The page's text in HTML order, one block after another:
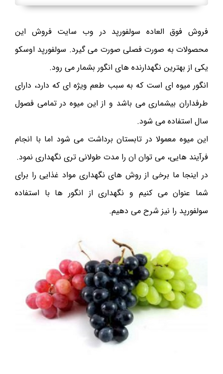
فروش فوق العاده سولفورپد در وب سایت فروش این
محصولات به صورت فصلی صورت می گیرد. سولفورپد اوسکو
یکی از بهترین نگهدارنده های انگور بشمار می رود.
انگور میوه ای است که به سبب طعم ویژه ای که دارد، دارای
طرفداران بیشماری می باشد و از این میوه در تمامی فصول
سال استفاده می شود.
این میوه معمولا در تابستان برداشت می شود اما با انجام
فرآیند هایی، می توان ان را مدت طولانی تری نگهداری نمود.
در اینجا ما برخی از روش های نگهداری مواد غذایی را برای
شما عنوان می کنیم و نگهداری از انگور ها با استفاده
سولفورپد را نیز شرح می دهیم.